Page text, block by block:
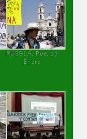
PUEBLA, Pue, 27
Enero